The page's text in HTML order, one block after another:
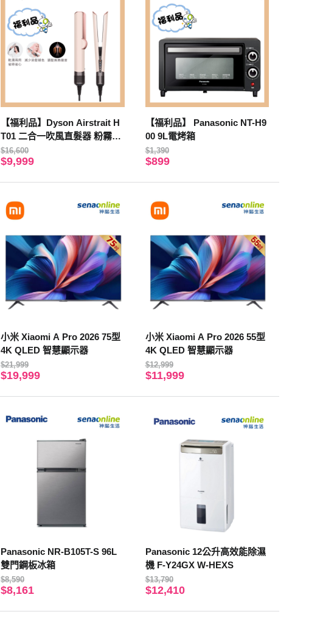
【福利品】Dyson Airstrait H
T01 二合一吹風直髮器 粉霧玫
瑰
$16,600
$9,999
【福利品】 Panasonic NT-H9
00 9L電烤箱
$1,390
$899
小米 Xiaomi A Pro 2026 75型
4K QLED 智慧顯示器
$21,999
$19,999
小米 Xiaomi A Pro 2026 55型
4K QLED 智慧顯示器
$12,999
$11,999
Panasonic NR-B105T-S 96L
雙門鋼板冰箱
$8,590
$8,161
Panasonic 12公升高效能除濕
機 F-Y24GX W-HEXS
$13,790
$12,410